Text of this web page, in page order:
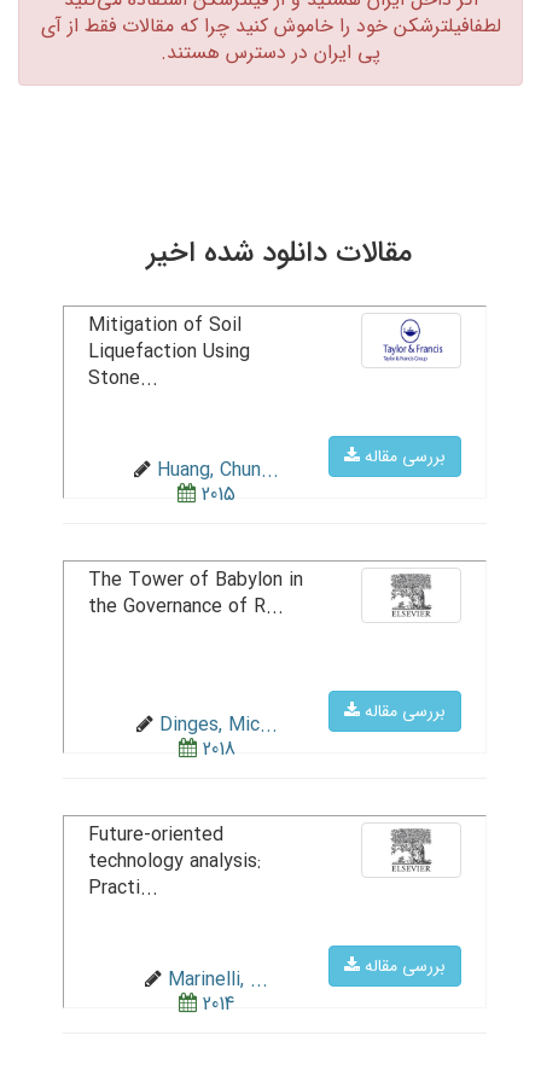
لطفافیلترشکن خود را خاموش کنید چرا که مقالات فقط از آی
پی ایران در دسترس هستند.‏
مقالات دانلود شده اخیر
بررسی مقاله
Mitigation of Soil
Liquefaction Using
Stone...
Huang, Chun...
2015
بررسی مقاله
The Tower of Babylon in
the Governance of R...
Dinges, Mic...
2018
بررسی مقاله
Future-oriented
technology analysis:
Practi...
Marinelli, ...
2014